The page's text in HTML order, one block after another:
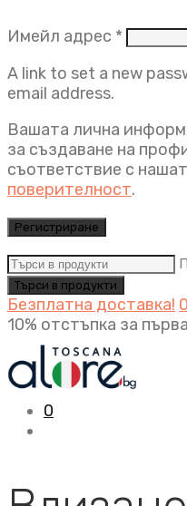
Имейл адрес *
A link to set a new
email address.
Вашата лична
за създаване на
съответствие с
поверителност.
Регистриране
Безплатна доставка!
10% отстъпка за
0